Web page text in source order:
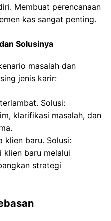
Membuat perencanaan
kas sangat penting.
Solusinya
masalah dan
jenis karir:
Solusi:
klarifikasi masalah, dan
klien baru. Solusi:
klien baru melalui
strategi